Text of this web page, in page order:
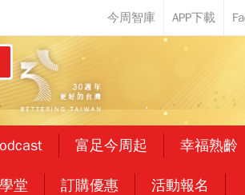
富足今周起 幸福熟齡
堂 訂購優惠 活動報名